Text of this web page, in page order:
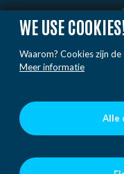
WE USE
Waarom? Cookies zijn
Meer informatie
Alle